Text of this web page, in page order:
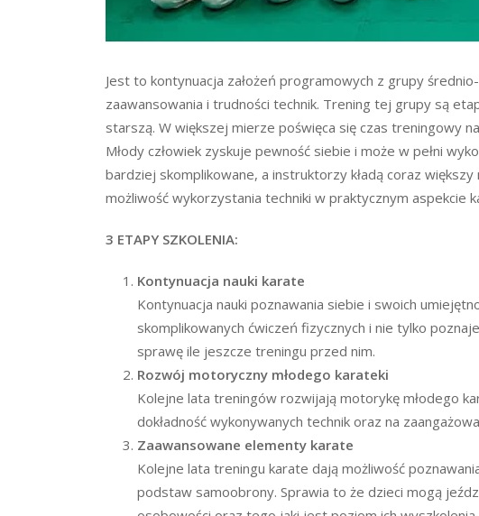
Jest to kontynuacja założeń programowych z grupy
zaawansowania i trudności technik. Trening tej grupy są
starszą. W większej mierze poświęca się czas treningowy
Młody człowiek zyskuje pewność siebie i może w pełni
bardziej skomplikowane, a instruktorzy kładą coraz większy
możliwość wykorzystania techniki w praktycznym aspekcie
3 ETAPY SZKOLENIA:
Kontynuacja nauki karate
Kontynuacja nauki poznawania siebie i swoich
skomplikowanych ćwiczeń fizycznych i nie tylko
sprawę ile jeszcze treningu przed nim.
Rozwój motoryczny młodego karateki
Kolejne lata treningów rozwijają motorykę młodego
dokładność wykonywanych technik oraz na
Zaawansowane elementy karate
Kolejne lata treningu karate dają możliwość
podstaw samoobrony. Sprawia to że dzieci mogą